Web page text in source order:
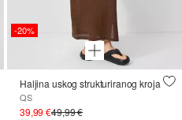
-20%
Haljina uskog strukturiranog kroja
QS
39,99 €49,99 €